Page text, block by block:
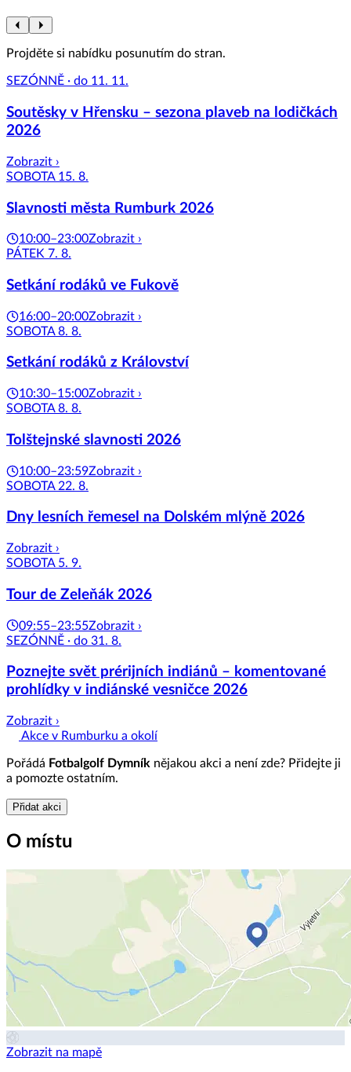
Projděte si nabídku posunutím do stran.
SEZÓNNĚ · do 11. 11.
Soutěsky v Hřensku – sezona plaveb na lodičkách
2026
Zobrazit ›
SOBOTA 15. 8.
Slavnosti města Rumburk 2026
10:00–23:00Zobrazit ›
PÁTEK 7. 8.
Setkání rodáků ve Fukově
16:00–20:00Zobrazit ›
SOBOTA 8. 8.
Setkání rodáků z Království
10:30–15:00Zobrazit ›
SOBOTA 8. 8.
Tolštejnské slavnosti 2026
10:00–23:59Zobrazit ›
SOBOTA 22. 8.
Dny lesních řemesel na Dolském mlýně 2026
Zobrazit ›
SOBOTA 5. 9.
Tour de Zeleňák 2026
09:55–23:55Zobrazit ›
SEZÓNNĚ · do 31. 8.
Poznejte svět prérijních indiánů – komentované
prohlídky v indiánské vesničce 2026
Zobrazit ›
Akce v Rumburku a okolí
Pořádá Fotbalgolf Dymník nějakou akci a není zde? Přidejte ji
a pomozte ostatním.
Přidat akci
O místu
Zobrazit na mapě